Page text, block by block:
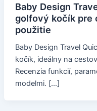
Baby Design
golfový kočík pre
použitie
Baby Design Travel
kočík, ideálny na
Recenzia funkcií,
modelmi. […]